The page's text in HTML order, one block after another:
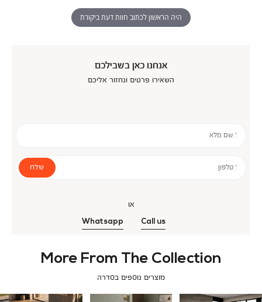
היה הראשון לכתוב חוות דעת ביקורת
אנחנו כאן בשבילכם
השאירו פרטים ונחזור אליכם
* שם מלא
* טלפון שלח
או
Call us
Whatsapp
More From The Collection
מוצרים נוספים בסדרה